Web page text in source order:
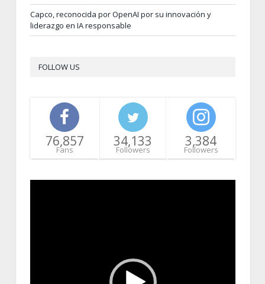
Capco, reconocida por OpenAI por su innovación y
liderazgo en IA responsable
FOLLOW US
76,857
Fans
34,133
Followers
3,384
Followers